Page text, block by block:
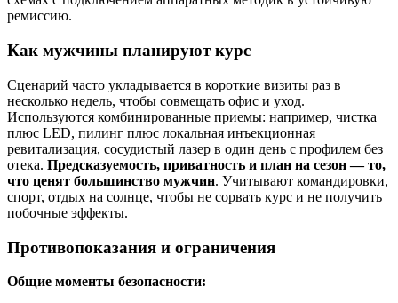
ремиссию.
Как мужчины планируют курс
Сценарий часто укладывается в короткие визиты раз в
несколько недель, чтобы совмещать офис и уход.
Используются комбинированные приемы: например, чистка
плюс LED, пилинг плюс локальная инъекционная
ревитализация, сосудистый лазер в один день с профилем без
отека. Предсказуемость, приватность и план на сезон — то,
что ценят большинство мужчин. Учитывают командировки,
спорт, отдых на солнце, чтобы не сорвать курс и не получить
побочные эффекты.
Противопоказания и ограничения
Общие моменты безопасности: